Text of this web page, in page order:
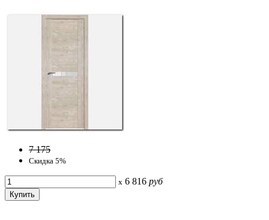
7 175
Скидка 5%
x 6 816 руб